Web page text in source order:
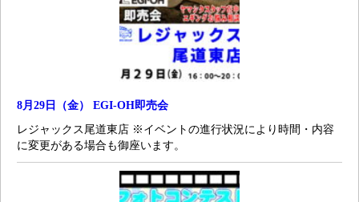
8月29日（金） EGI-OH即売会
レジャックス尾道東店 ※イベントの進行状況により時間・内容
に変更がある場合も御座います。